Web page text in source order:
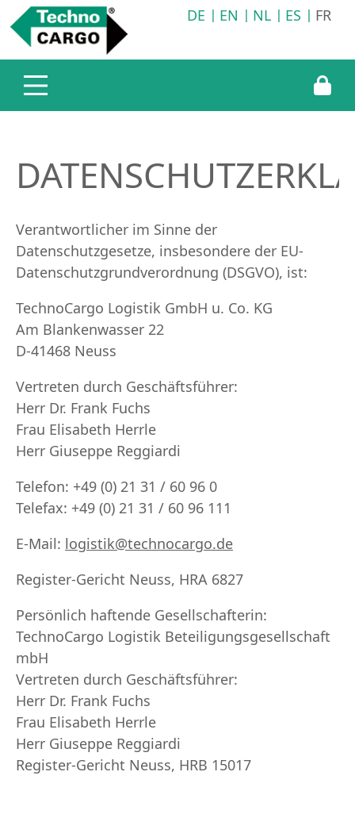
DE EN NL ES FR
Verantwortlicher im Sinne der
Datenschutzgesetze, insbesondere der EU-
Datenschutzgrundverordnung (DSGVO), ist:
TechnoCargo Logistik GmbH u. Co. KG
Am Blankenwasser 22
D-41468 Neuss
Vertreten durch Geschäftsführer:
Herr Dr. Frank Fuchs
Frau Elisabeth Herrle
Herr Giuseppe Reggiardi
Telefon: +49 (0) 21 31 / 60 96 0
Telefax: +49 (0) 21 31 / 60 96 111
E-Mail: logistik@technocargo.de
Register-Gericht Neuss, HRA 6827
Persönlich haftende Gesellschafterin:
TechnoCargo Logistik Beteiligungsgesellschaft
mbH
Vertreten durch Geschäftsführer:
Herr Dr. Frank Fuchs
Frau Elisabeth Herrle
Herr Giuseppe Reggiardi
Register-Gericht Neuss, HRB 15017
Entreprise
TechnoCargo Allemagne
Prestations
Logistique de transport